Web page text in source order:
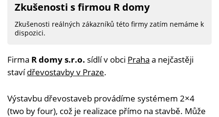
Zkušenosti s firmou R domy
Zkušenosti reálných zákazníků této firmy zatím nemáme k
dispozici.
Firma R domy s.r.o. sídlí v obci Praha a nejčastěji
stavídřevostavby v Praze.
Výstavbu dřevostaveb provádíme systémem 2×4
(two by four), což je realizace přímo na stavbě. Může